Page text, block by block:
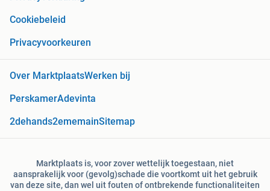
Cookiebeleid
Privacyvoorkeuren
Over MarktplaatsWerken bij
PerskamerAdevinta
2dehands2ememainSitemap
Marktplaats is, voor zover wettelijk toegestaan, niet
aansprakelijk voor (gevolg)schade die voortkomt uit het gebruik
van deze site, dan wel uit fouten of ontbrekende functionaliteiten